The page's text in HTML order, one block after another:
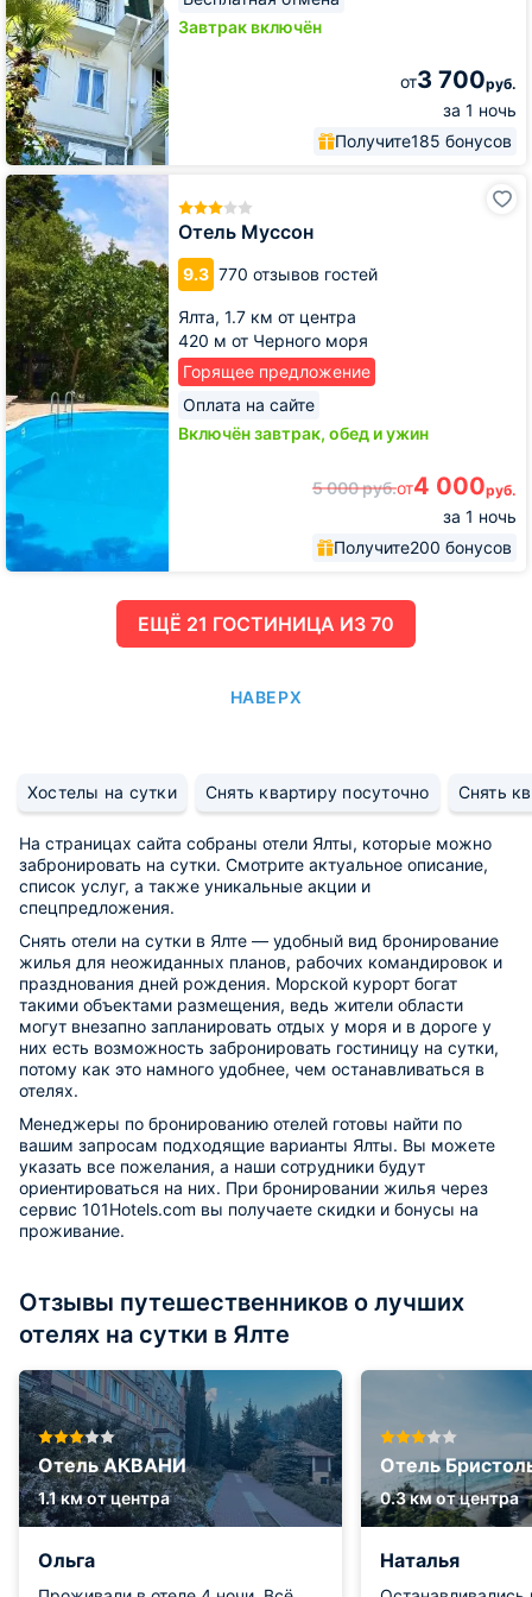
Завтрак включён
от3 700руб.
за 1 ночь
Получите185 бонусов
Отель Муссон
9.3 770 отзывов гостей
Ялта, 1.7 км от центра
420 м от Черного моря
Горящее предложение
Оплата на сайте
Включён завтрак, обед и ужин
5 000руб.от4 000руб.
за 1 ночь
Получите200 бонусов
Отель
Муссон
ЕЩË 21 ГОСТИНИЦА ИЗ 70
НАВЕРХ
Хостелы на сутки Снять квартиру посуточно Снять
На страницах сайта собраны отели Ялты, которые можно
забронировать на сутки. Смотрите актуальное описание,
список услуг, а также уникальные акции и
спецпредложения.
Снять отели на сутки в Ялте — удобный вид бронирование
жилья для неожиданных планов, рабочих командировок и
празднования дней рождения. Морской курорт богат
такими объектами размещения, ведь жители области
могут внезапно запланировать отдых у моря и в дороге у
них есть возможность забронировать гостиницу на сутки,
потому как это намного удобнее, чем останавливаться в
отелях.
Менеджеры по бронированию отелей готовы найти по
вашим запросам подходящие варианты Ялты. Вы можете
указать все пожелания, а наши сотрудники будут
ориентироваться на них. При бронировании жилья через
сервис 101Hotels.com вы получаете скидки и бонусы на
проживание.
Отзывы путешественников о лучших
отелях на сутки в Ялте
Отель АКВАНИ
1.1 км от центра
Ольга
Отель
0.3 км от центра
Наталья